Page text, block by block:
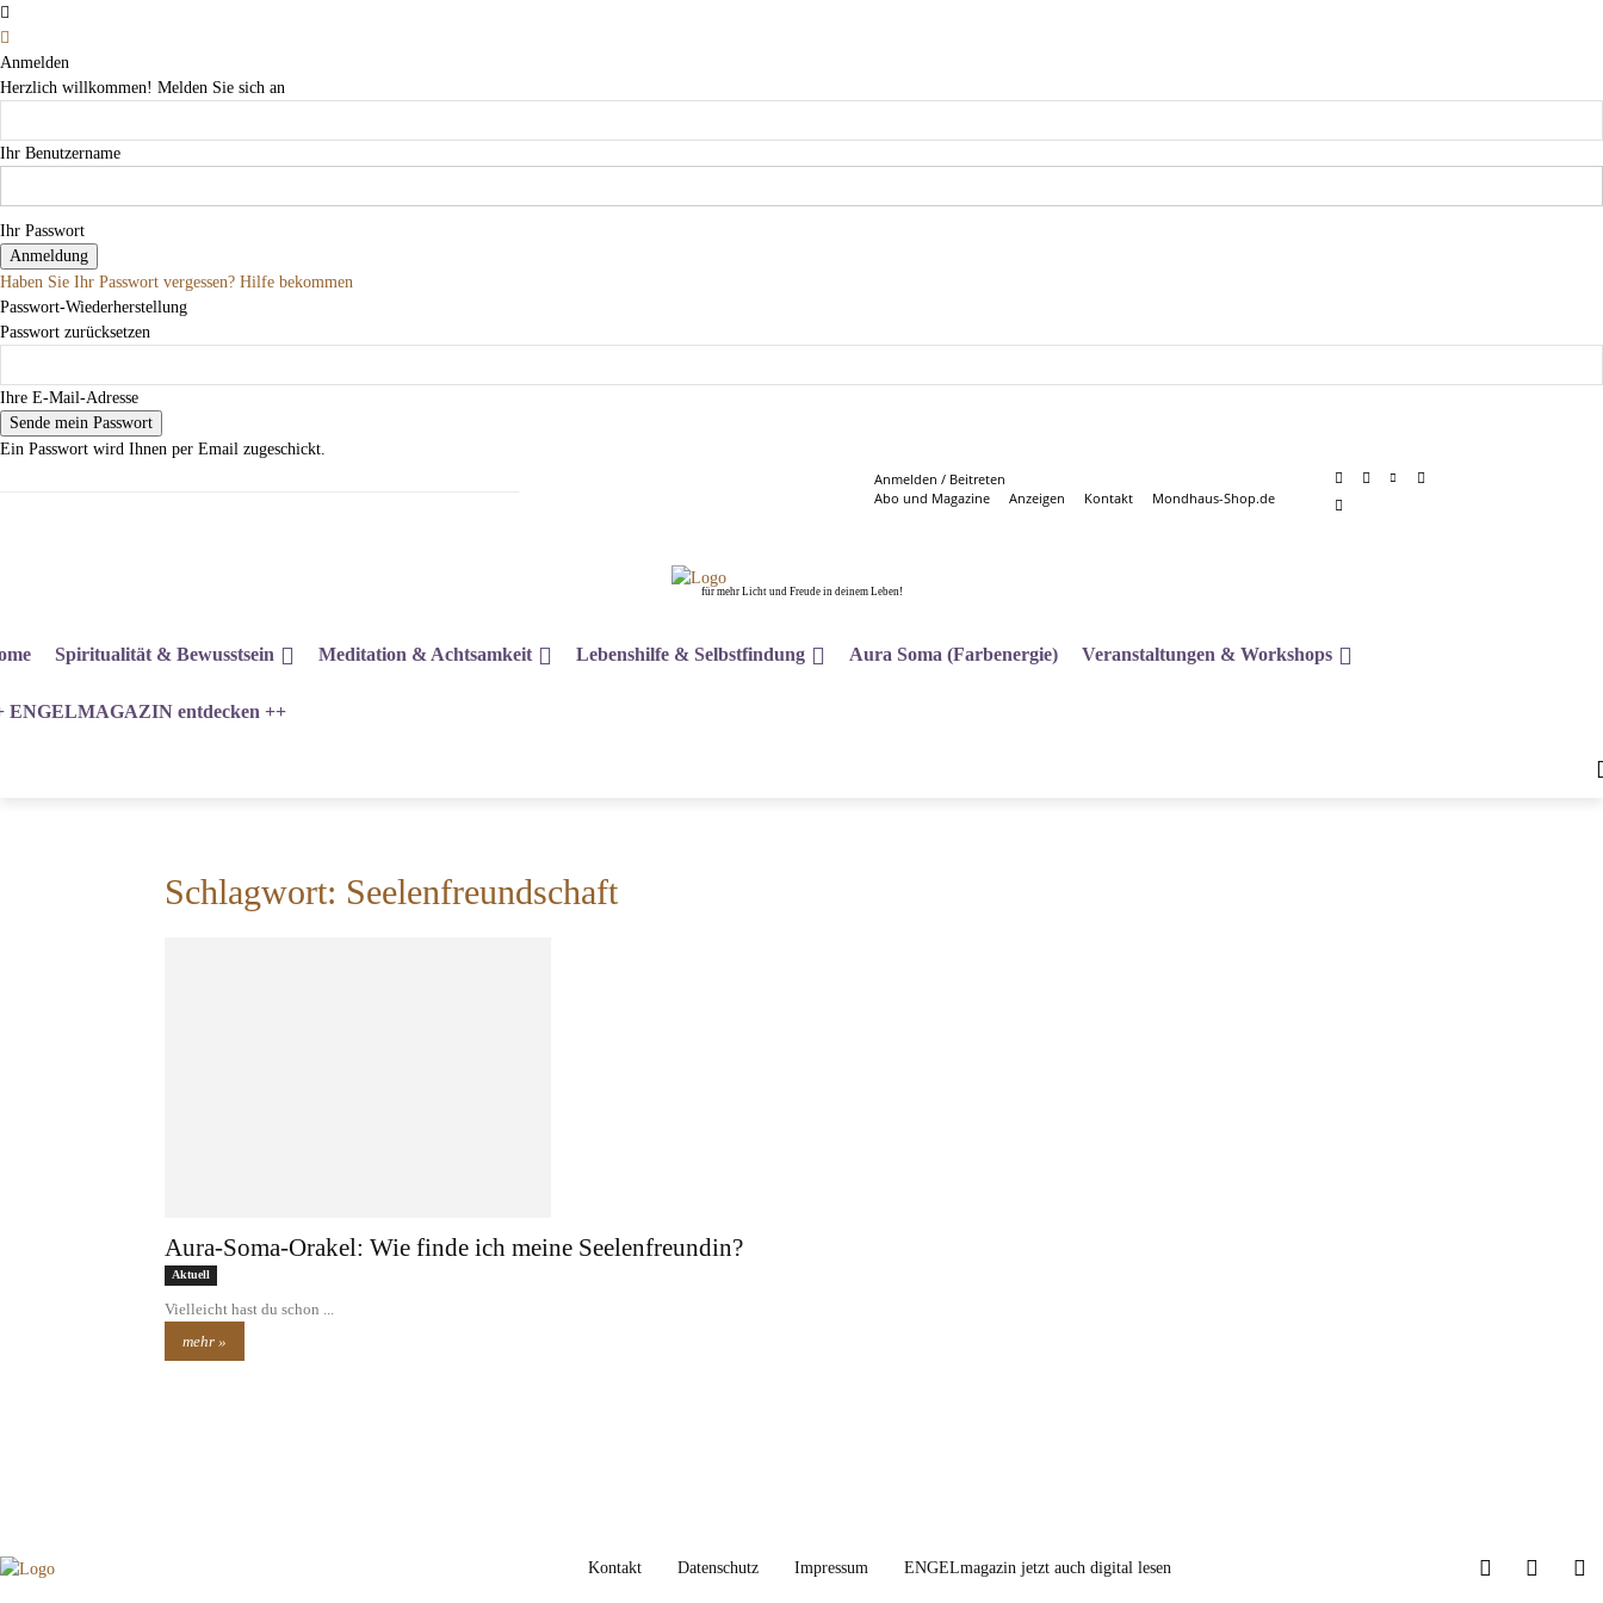
Anmelden
Herzlich willkommen! Melden Sie sich an
Ihr Benutzername
Ihr Passwort
Haben Sie Ihr Passwort vergessen? Hilfe bekommen
Passwort-Wiederherstellung
Passwort zurücksetzen
Ihre E-Mail-Adresse
Ein Passwort wird Ihnen per Email zugeschickt.
Anmelden / Beitreten
Abo und Magazine
Anzeigen Kontakt Mondhaus-Shop.de
für mehr Licht und Freude in deinem Leben!
Spiritualität & Bewusstsein Meditation & Achtsamkeit Lebenshilfe & Selbstfindung Aura Soma (Farbenergie) Veranstaltungen & Workshops
ENGELMAGAZIN entdecken ++
Schlagwort: Seelenfreundschaft
Aura-Soma-Orakel: Wie finde ich meine Seelenfreundin?
Aktuell
Vielleicht hast du schon ...
mehr »
Kontakt Datenschutz Impressum ENGELmagazin jetzt auch digital lesen